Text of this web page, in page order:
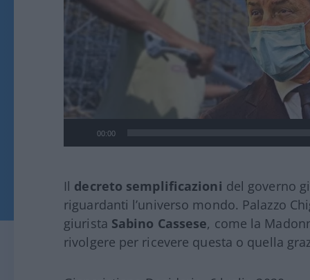
00:00
Il decreto semplificazioni del governo
riguardanti l’universo mondo. Palazzo
giurista Sabino Cassese, come la
rivolgere per ricevere questa o quella